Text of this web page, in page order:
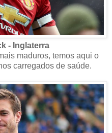
- Inglaterra
maduros, temos aqui o
carregados de saúde.